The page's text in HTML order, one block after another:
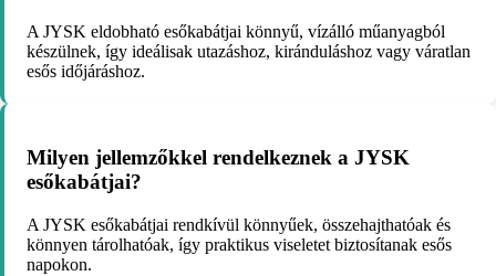
A JYSK eldobható esőkabátjai könnyű, vízálló műanyagból
készülnek, így ideálisak utazáshoz, kiránduláshoz vagy váratlan
esős időjáráshoz.
Milyen jellemzőkkel rendelkeznek a JYSK
esőkabátjai?
A JYSK esőkabátjai rendkívül könnyűek, összehajthatóak és
könnyen tárolhatóak, így praktikus viseletet biztosítanak esős
napokon.